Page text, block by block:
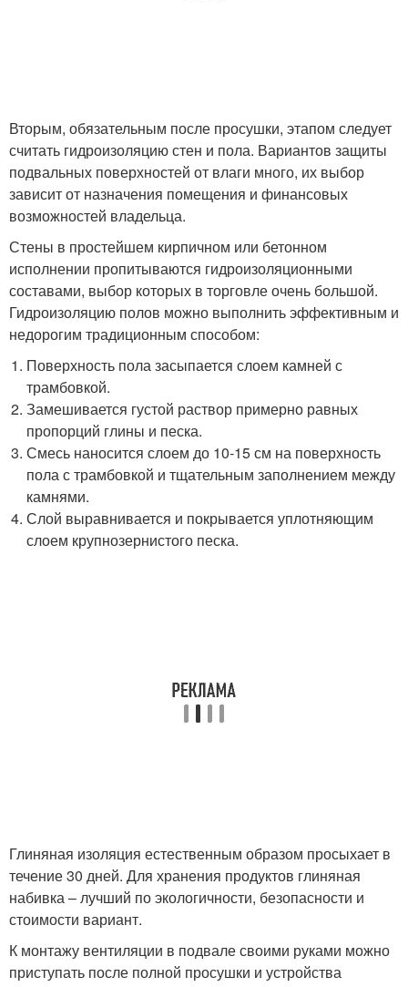
Вторым, обязательным после просушки, этапом следует
считать гидроизоляцию стен и пола. Вариантов защиты
подвальных поверхностей от влаги много, их выбор
зависит от назначения помещения и финансовых
возможностей владельца.
Стены в простейшем кирпичном или бетонном
исполнении пропитываются гидроизоляционными
составами, выбор которых в торговле очень большой.
Гидроизоляцию полов можно выполнить эффективным и
недорогим традиционным способом:
Поверхность пола засыпается слоем камней с
трамбовкой.
Замешивается густой раствор примерно равных
пропорций глины и песка.
Смесь наносится слоем до 10-15 см на поверхность
пола с трамбовкой и тщательным заполнением между
камнями.
Слой выравнивается и покрывается уплотняющим
слоем крупнозернистого песка.
Глиняная изоляция естественным образом просыхает в
течение 30 дней. Для хранения продуктов глиняная
набивка – лучший по экологичности, безопасности и
стоимости вариант.
К монтажу вентиляции в подвале своими руками можно
приступать после полной просушки и устройства